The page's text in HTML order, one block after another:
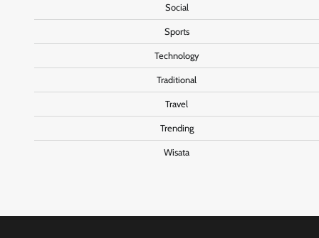
Social
Sports
Technology
Traditional
Travel
Trending
Wisata